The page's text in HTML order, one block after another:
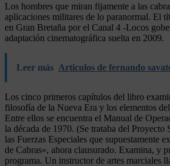
Los hombres que miran fijamente a las
aplicaciones militares de lo paranormal. El
en Gran Bretaña por el Canal 4 -Locos
adaptación cinematográfica suelta en 2009.
Leer más Articulos de fernando
Los cinco primeros capítulos del libro
filosofía de la Nueva Era y los elementos
Entre ellos se encuentra el Manual de
la década de 1970. (Se trataba del
las Fuerzas Especiales que supuestamente
de Cabras», ahora clausurado. Examina, y
programa. Un instructor de artes marciales